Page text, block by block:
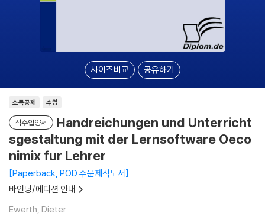
사이즈비교 공유하기
소득공제 수입
직수입양서
Handreichungen und Unterricht
sgestaltung mit der Lernsoftware Oeco
nimix fur Lehrer
Paperback, POD 주문제작도서
바인딩/에디션 안내
Ewerth, Dieter